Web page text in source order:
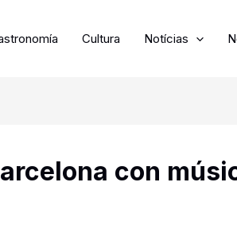
Cultura Notícias
con